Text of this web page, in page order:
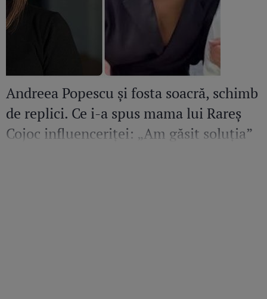
Andreea Popescu și fosta soacră, schimb
de replici. Ce i-a spus mama lui Rareș
Cojoc influenceriței: „Am găsit soluția”